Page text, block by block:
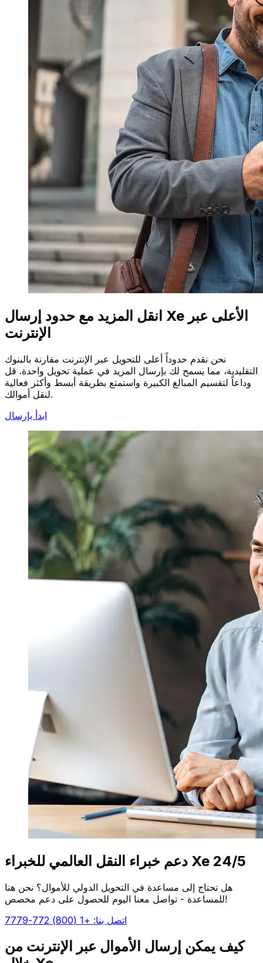
انقل المزيد مع حدود إرسال Xe الأعلى عبر
الإنترنت
نحن نقدم حدوداً أعلى للتحويل عبر الإنترنت مقارنة بالبنوك
التقليدية، مما يسمح لك بإرسال المزيد في عملية تحويل واحدة. قل
وداعاً لتقسيم المبالغ الكبيرة واستمتع بطريقة أبسط وأكثر فعالية
لنقل أموالك.
ابدأ بإرسال
دعم خبراء النقل العالمي للخبراء Xe 24/5
هل تحتاج إلى مساعدة في التحويل الدولي للأموال؟ نحن هنا
للمساعدة - تواصل معنا اليوم للحصول على دعم مخصص!
اتصل بنا: +1 (800) 772-7779
كيف يمكن إرسال الأموال عبر الإنترنت من